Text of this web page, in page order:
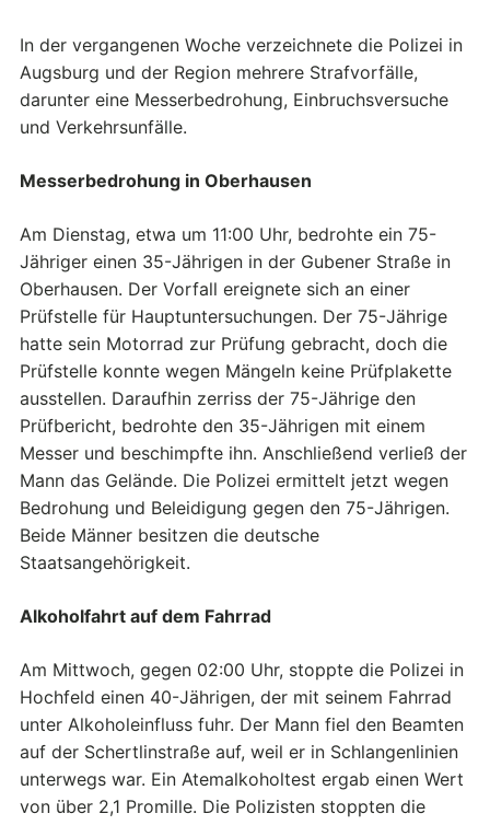
In der vergangenen Woche verzeichnete die Polizei in
Augsburg und der Region mehrere Strafvorfälle,
darunter eine Messerbedrohung, Einbruchsversuche
und Verkehrsunfälle.
Messerbedrohung in Oberhausen
Am Dienstag, etwa um 11:00 Uhr, bedrohte ein 75-
Jähriger einen 35-Jährigen in der Gubener Straße in
Oberhausen. Der Vorfall ereignete sich an einer
Prüfstelle für Hauptuntersuchungen. Der 75-Jährige
hatte sein Motorrad zur Prüfung gebracht, doch die
Prüfstelle konnte wegen Mängeln keine Prüfplakette
ausstellen. Daraufhin zerriss der 75-Jährige den
Prüfbericht, bedrohte den 35-Jährigen mit einem
Messer und beschimpfte ihn. Anschließend verließ der
Mann das Gelände. Die Polizei ermittelt jetzt wegen
Bedrohung und Beleidigung gegen den 75-Jährigen.
Beide Männer besitzen die deutsche
Staatsangehörigkeit.
Alkoholfahrt auf dem Fahrrad
Am Mittwoch, gegen 02:00 Uhr, stoppte die Polizei in
Hochfeld einen 40-Jährigen, der mit seinem Fahrrad
unter Alkoholeinfluss fuhr. Der Mann fiel den Beamten
auf der Schertlinstraße auf, weil er in Schlangenlinien
unterwegs war. Ein Atemalkoholtest ergab einen Wert
von über 2,1 Promille. Die Polizisten stoppten die